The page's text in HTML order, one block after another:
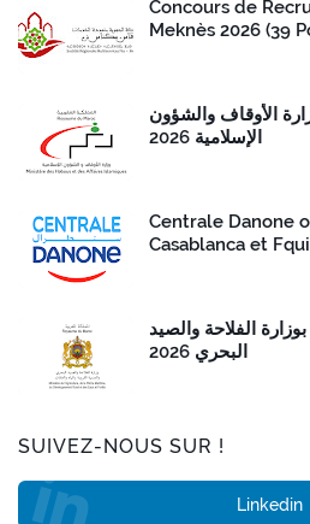
Concours de
Meknès 2026 (39
منصبًا بوزارة الأوقاف والشؤون
الإسلامية 2026
Centrale Danone
Casablanca et
70 منصب بوزارة الفلاحة والصيد
البحري 2026
SUIVEZ-NOUS SUR !
Linkedin